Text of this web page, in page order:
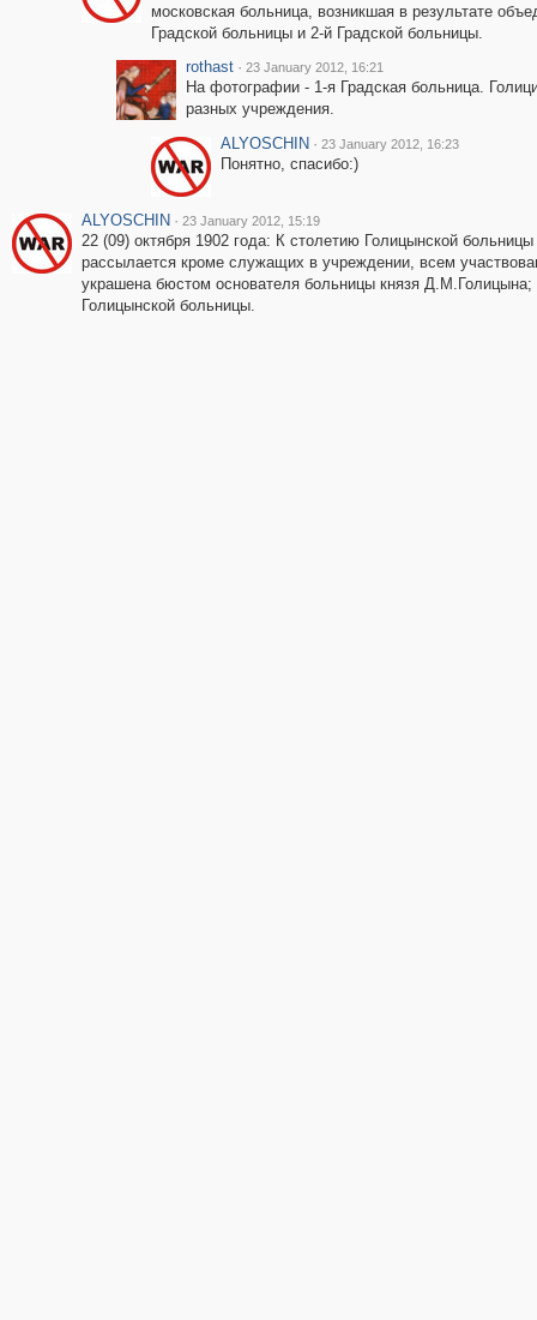
московская больница, возникшая в результате
Градской больницы и 2-й Градской больницы.
rothast · 23 January 2012, 16:21
На фотографии - 1-я Градская больница.
разных учреждения.
ALYOSCHIN · 23 January 2012, 16:23
Понятно, спасибо:)
ALYOSCHIN · 23 January 2012, 15:19
22 (09) октября 1902 года: К столетию Голицынской
рассылается кроме служащих в учреждении, всем
украшена бюстом основателя больницы князя
Голицынской больницы.